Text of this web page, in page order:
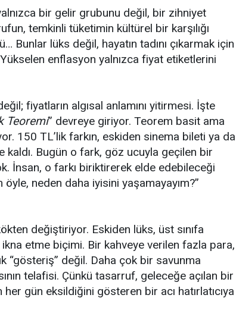
bir gelir grubunu değil, bir zihniyet
temkinli tüketimin kültürel bir karşılığı
Bunlar lüks değil, hayatın tadını çıkarmak için
enflasyon yalnızca fiyat etiketlerini
fiyatların algısal anlamını yitirmesi. İşte
Teoremi” devreye giriyor. Teorem basit ama
150 TL’lik farkın, eskiden sinema bileti ya da
kaldı. Bugün o fark, göz ucuyla geçilen bir
İnsan, o farkı biriktirerek elde edebileceği
neden daha iyisini yaşamayayım?”
değiştiriyor. Eskiden lüks, üst sınıfa
ikna etme biçimi. Bir kahveye verilen fazla para,
“gösteriş” değil. Daha çok bir savunma
telafisi. Çünkü tasarruf, geleceğe açılan bir
gün eksildiğini gösteren bir acı hatırlatıcıya